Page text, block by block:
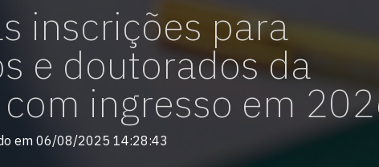
inscrições para
e doutorados da
com ingresso em
em 06/08/2025 14:28:43